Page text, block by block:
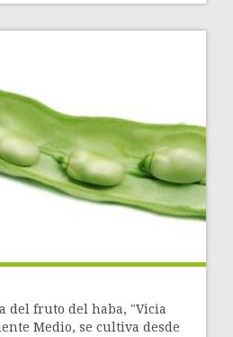
del fruto del haba, "Vicia
Medio, se cultiva desde